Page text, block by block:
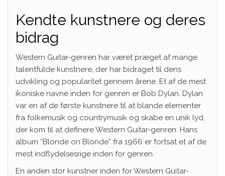
Kendte kunstnere og deres
bidrag
Western Guitar-genren har været præget af mange
talentfulde kunstnere, der har bidraget til dens
udvikling og popularitet gennem årene. Et af de mest
ikoniske navne inden for genren er Bob Dylan. Dylan
var en af de første kunstnere til at blande elementer
fra folkemusik og countrymusik og skabe en unik lyd,
der kom til at definere Western Guitar-genren. Hans
album “Blonde on Blonde” fra 1966 er fortsat et af de
mest indflydelsesrige inden for genren.
En anden stor kunstner inden for Western Guitar-